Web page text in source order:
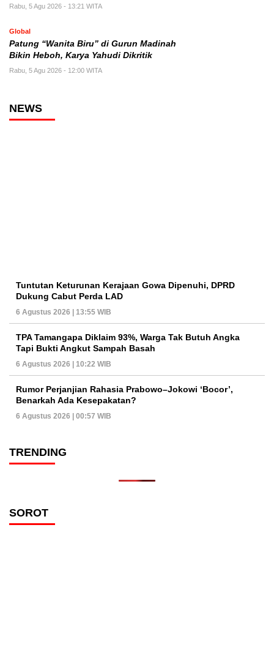
Rabu, 5 Agu 2026 - 13:21 WITA
Global
Patung “Wanita Biru” di Gurun Madinah
Bikin Heboh, Karya Yahudi Dikritik
Rabu, 5 Agu 2026 - 12:00 WITA
NEWS
Tuntutan Keturunan Kerajaan Gowa Dipenuhi, DPRD
Dukung Cabut Perda LAD
6 Agustus 2026 | 13:55 WIB
TPA Tamangapa Diklaim 93%, Warga Tak Butuh Angka
Tapi Bukti Angkut Sampah Basah
6 Agustus 2026 | 10:22 WIB
Rumor Perjanjian Rahasia Prabowo–Jokowi ‘Bocor’,
Benarkah Ada Kesepakatan?
6 Agustus 2026 | 00:57 WIB
TRENDING
SOROT